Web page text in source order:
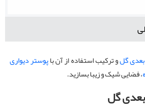
گلو ترکیب استفاده از آن باپوستر دیواری
، فضایی شیک و زیبا بسازید.
گل